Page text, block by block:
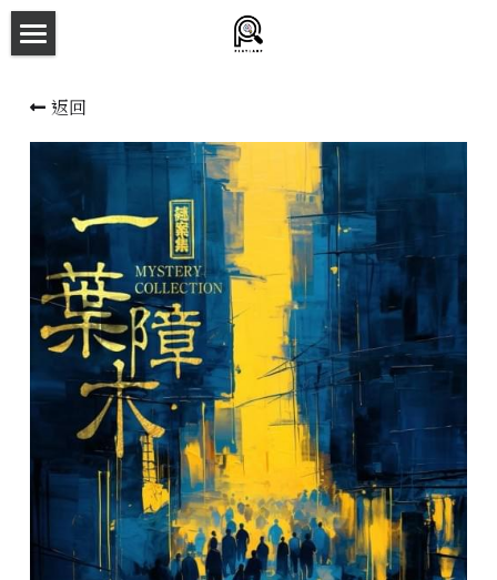
主持人檔案
劇本相冊
拼團快團群組
劇本殺介紹
新手須知
預約方法
主題房間
返回
商品分類
所有商品分類